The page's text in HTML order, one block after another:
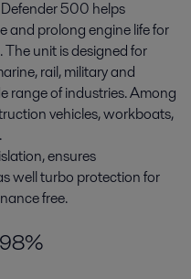
500 helps
and prolong engine life for
unit is designed for
rail, military and
range of industries. Among
vehicles, workboats,
ensures
well turbo protection for
free.